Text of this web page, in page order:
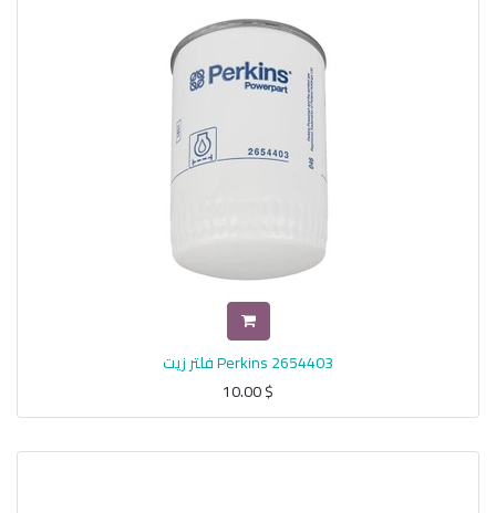
Perkins 2654403 فلتر زيت
$
10.00